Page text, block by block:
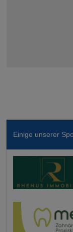
Einige unserer